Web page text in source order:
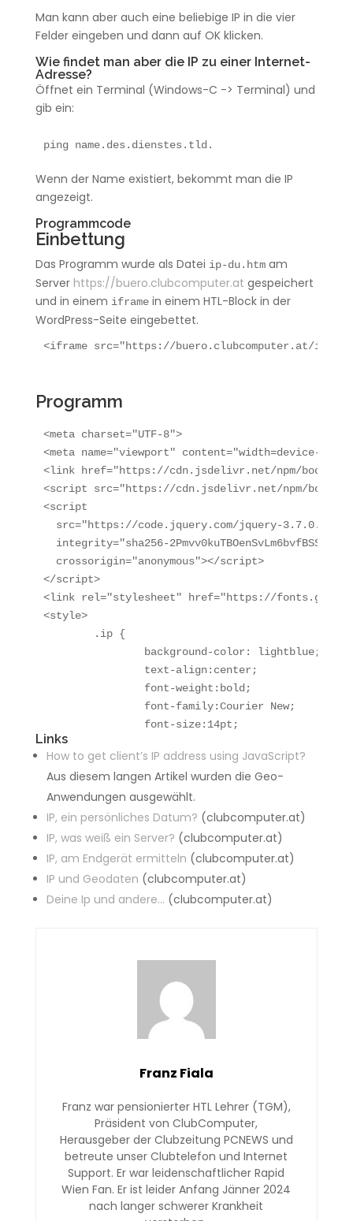
Man kann aber auch eine beliebige IP in die vier
Felder eingeben und dann auf OK klicken.
Wie findet man aber die IP zu einer Internet-
Adresse?
Öffnet ein Terminal (Windows-C -> Terminal) und
gib ein:
ping name.des.dienstes.tld.
Wenn der Name existiert, bekommt man die IP
angezeigt.
Programmcode
Einbettung
Das Programm wurde als Datei ip-du.htmam
Server https://buero.clubcomputer.at gespeichert
und in einem iframein einem HTL-Block in der
WordPress-Seite eingebettet.
<iframe src="https://buero.clubcomputer.at/ip-
Programm
<meta charset="UTF-8">
<meta name="viewport" content="width=device-
<link href="https://cdn.jsdelivr.net/npm/
<script src="https://cdn.jsdelivr.net/npm/
<script
src="https://code.jquery.com/jquery-
integrity="sha256-
  crossorigin="anonymous"></script>
</script>
<link rel="stylesheet" href="https://
<style>
		width:80pt;
	}
</style>
<div class="container container-sm">
	<div class="col">
		<select id="examples" class="form-select" style="background-color:lightblue;">
			<option selected value="0">Deine Ip</option>
			<option value="194.50.115.163">ccc.at</option>
			<option value="85.158.225.16">Digitales Amt</option>
			<option value="147.67.210.45">Europa.eu</option>
			<option value="31.13.84.36">Facebook</option>
			<option value="54.85.132.205">Amazon</option>
		<td>
		</td>
		<td>
			&bullet;
		</td>
		<td>
			<input id="ip2" type="text" class="form-control ip">
		</td>
Links
How to get client’s IP address using JavaScript?
Aus diesem langen Artikel wurden die Geo-
Anwendungen ausgewählt.
IP, ein persönliches Datum? (clubcomputer.at)
IP, was weiß ein Server? (clubcomputer.at)
IP, am Endgerät ermitteln (clubcomputer.at)
IP und Geodaten (clubcomputer.at)
Deine Ip und andere… (clubcomputer.at)
Franz Fiala
Franz war pensionierter HTL Lehrer (TGM),
Präsident von ClubComputer,
Herausgeber der Clubzeitung PCNEWS und
betreute unser Clubtelefon und Internet
Support. Er war leidenschaftlicher Rapid
Wien Fan. Er ist leider Anfang Jänner 2024
nach langer schwerer Krankheit